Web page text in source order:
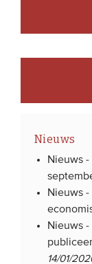
Nieuws
Nieuws -
Nieuws -
Nieuws -
14/01/